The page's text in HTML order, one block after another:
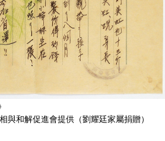
與和解促進會提供（劉耀廷家屬捐贈）